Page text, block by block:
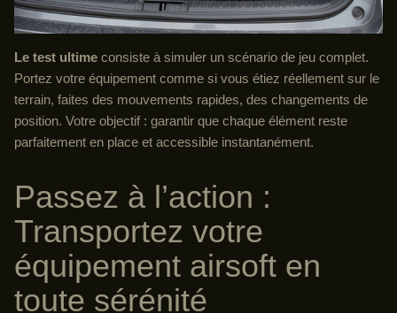
Le test ultime consiste à simuler un scénario de jeu complet.
Portez votre équipement comme si vous étiez réellement sur le
terrain, faites des mouvements rapides, des changements de
position. Votre objectif : garantir que chaque élément reste
parfaitement en place et accessible instantanément.
Passez à l’action :
Transportez votre
équipement airsoft en
toute sérénité